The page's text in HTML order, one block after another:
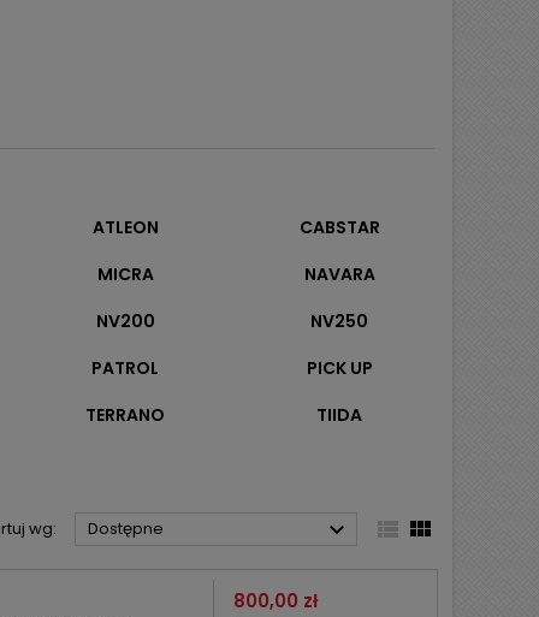
ATLEON
CABSTAR
MICRA
NAVARA
NV200
NV250
PATROL
PICK UP
TERRANO
TIIDA
wg: Dostępne   
Cena
800,00 zł